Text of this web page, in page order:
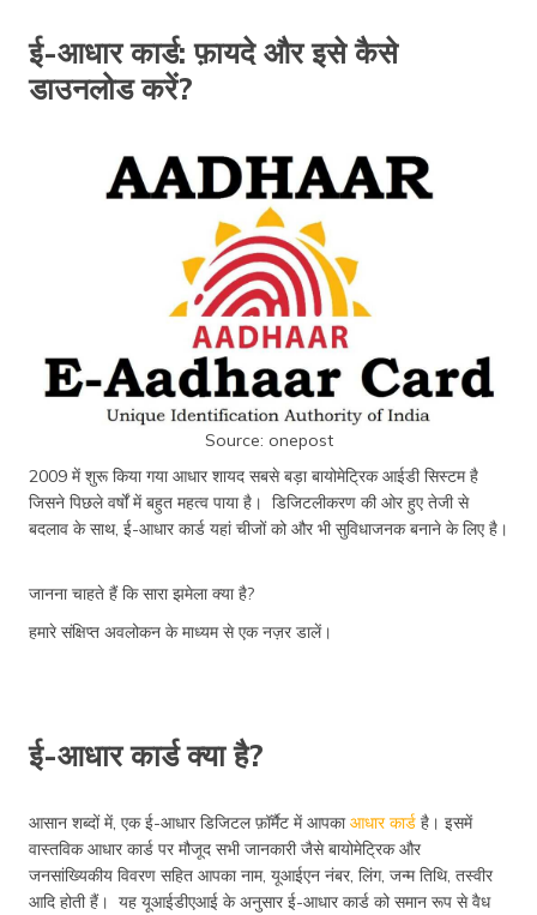
ई-आधार कार्ड: फ़ायदे और इसे कैसे
डाउनलोड करें?
Source: onepost
2009 में शुरू किया गया आधार शायद सबसे बड़ा बायोमेट्रिक आईडी सिस्टम है
जिसने पिछले वर्षों में बहुत महत्व पाया है। डिजिटलीकरण की ओर हुए तेजी से
बदलाव के साथ, ई-आधार कार्ड यहां चीजों को और भी सुविधाजनक बनाने के लिए है।
जानना चाहते हैं कि सारा झमेला क्या है?
हमारे संक्षिप्त अवलोकन के माध्यम से एक नज़र डालें।
ई-आधार कार्ड क्या है?
आसान शब्दों में, एक ई-आधार डिजिटल फ़ॉर्मैट में आपकाआधार कार्ड है। इसमें
वास्तविक आधार कार्ड पर मौजूद सभी जानकारी जैसे बायोमेट्रिक और
जनसांख्यिकीय विवरण सहित आपका नाम, यूआईएन नंबर, लिंग, जन्म तिथि, तस्वीर
आदि होती हैं। यह यूआईडीएआई के अनुसार ई-आधार कार्ड को समान रूप से वैध